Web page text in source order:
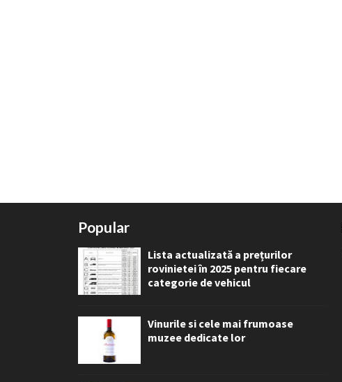
Popular
Lista actualizată a prețurilor
rovinietei în 2025 pentru fiecare
categorie de vehicul
Vinurile si cele mai frumoase
muzee dedicate lor